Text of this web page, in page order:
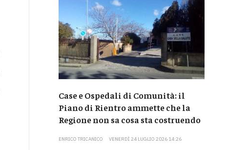
Case e Ospedali di Comunità: il
Piano di Rientro ammette che la
Regione non sa cosa sta costruendo
ENRICO TRICANICO VENERDÌ 24 LUGLIO 2026 14:26